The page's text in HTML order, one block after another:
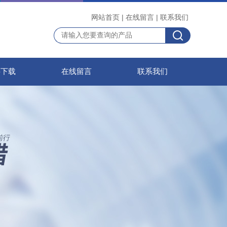
网站首页 | 在线留言 | 联系我们
载 在线留言 联系我们